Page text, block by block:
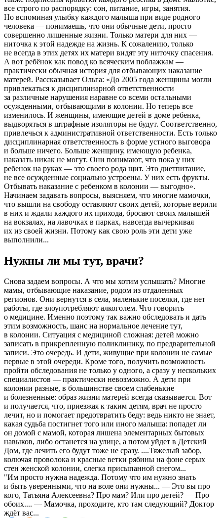
все строго по распорядку: сон, питание, игры, занятия.
Но вспоминая улыбку каждого малыша при виде родного
человека — понимаешь, что они обычные дети, просто
совершенно лишенные жизни. Только матери для них —
ниточка к этой надежде на жизнь. К сожалению, только
не всегда в этих детях их матери видят эту ниточку спасения.
А вот ребёнок как повод ко всяческим поблажкам —
практически обычная история для отбывающих наказание
матерей. Рассказывает Ольга: «До 2005 года женщины могли
привлекаться к дисциплинарной ответственности
за различные нарушения наравне со всеми остальными
осужденными, отбывающими в колонии. Но теперь все
изменилось. И женщины, имеющие детей в доме ребенка,
выдворяться в штрафные изоляторы не будут. Соответственно,
привлечься к административной ответственности. Есть только
дисциплинарная ответственность в форме устного выговора
и больше ничего. Больше женщину, имеющую ребенка,
наказать никак не могут. Они понимают, что пока у них
ребенок на руках — это своего рода щит. Это диетпитание,
не все осужденные социально устроены. У них есть фрукты.
Отбывать наказание с ребенком в колонии — выгодно».
Начинаем задавать вопросы, выясняем, что многие мамочки,
что вышли на свободу оставляют своих детей, которые верили
в них и ждали каждого их прихода, бросают своих малышей
на вокзалах, на лавочках в парках, навсегда вычеркивая
их из своей жизни. Потому как свою роль эти дети уже
выполнили...
Нужны ли мы тут, врачи?
Снова задаем вопросы. А что мы хотим услышать? Многие
мамы, отбывающие наказание, родом из отдаленных
регионов. Они вернутся в села, маленькие поселки, где нет
работы, где злоупотребляют алкоголем. Что говорить
о медицине. Именно поэтому так важно обследовать и дать
этим возможность, шанс на нормальное лечение тут,
в колонии. Ситуация с медициной сложная: детей можно
записать в прикрепленную поликлинику, по предварительной
записи. Это очередь. И дети, живущие при колонии не самые
первые в этой очереди. Кроме того, получить возможность
пройти обследования не только у одного, а сразу у нескольких
специалистов — практически невозможно. А дети при
колонии разные, в большинстве своем слабенькие
и болезненные: образ жизни матерей всегда сказывается. Вот
и получается, что, приезжая к таким детям, врач не просто
лечит, но и помогает предотвратить беду: ведь никто не знает,
какая судьба постигнет того или иного малыша: попадет ли
он домой с мамой, которая лишена элементарных бытовых
навыков, либо останется на улице, а потом уйдет в Детский
Дом, где лечить его будут тоже не сразу. ....Тяжелый забор,
колючая проволока и красные ветки рябины на фоне серых
стен женской колонии, слегка присыпанной снегом...
"Им просто нужна надежда. Потому что им нужно знать
и быть уверенными, что на воле они нужны... — Это вы про
кого, Татьяна Алексеевна? Про мам? Или про детей? — Про
обоих.... — Мамочка, проходите, кто там следующий? Доктор
ждёт вас...